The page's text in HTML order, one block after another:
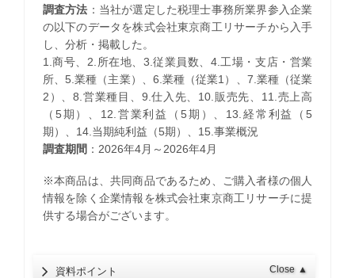
調査方法 ：当社が選定した税理士事務所業界参入企業
の以下のデータを株式会社東京商工リサーチから入手
し、分析・掲載した。
1.商号、2.所在地、3.従業員数、4.工場・支店・営業
所、5.業種（主業）、6.業種（従業1）、7.業種（従業
2）、8.営業種目、9.仕入先、10.販売先、11.売上高
（5期）、12.営業利益（5期）、13.経常利益（5
期）、14.当期純利益（5期）、15.事業概況
調査期間 ：2026年4月～2026年4月
※本商品は、共同商品であるため、ご購入者様の個人
情報を除く企業情報を株式会社東京商工リサーチに提
供する場合がございます。
資料ポイント Close ▲